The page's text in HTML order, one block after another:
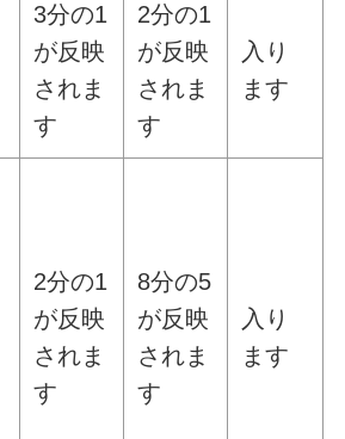
3分の1
が反映
されま
す
2分の1
が反映
されま
す
入り
ます
2分の1
が反映
されま
す
8分の5
が反映
されま
す
入り
ます